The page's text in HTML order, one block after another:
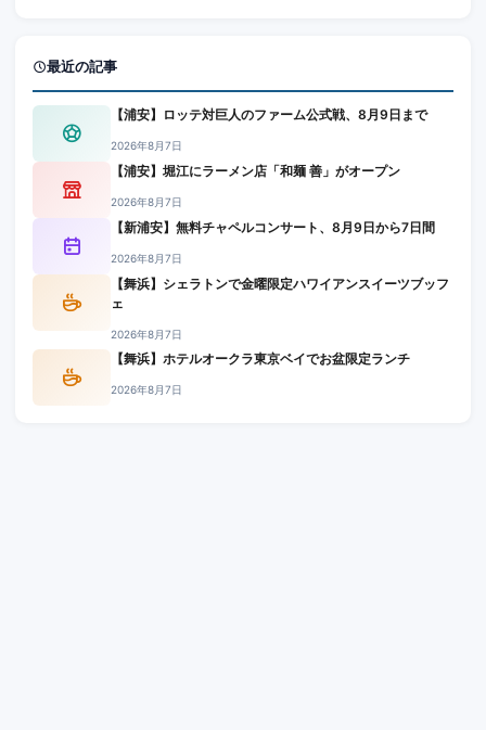
最近の記事
【浦安】ロッテ対巨人のファーム公式戦、8月9日まで
2026年8月7日
【浦安】堀江にラーメン店「和麺 善」がオープン
2026年8月7日
【新浦安】無料チャペルコンサート、8月9日から7日間
2026年8月7日
【舞浜】シェラトンで金曜限定ハワイアンスイーツブッフ
ェ
2026年8月7日
【舞浜】ホテルオークラ東京ベイでお盆限定ランチ
2026年8月7日